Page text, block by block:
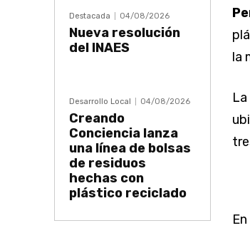
Destacada 04/08/2026
Nueva resolución
del INAES
Desarrollo Local 04/08/2026
Creando
Conciencia lanza
una línea de bolsas
de residuos
hechas con
plástico reciclado
la